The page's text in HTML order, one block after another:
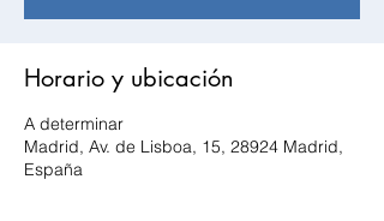
Horario y ubicación
A determinar
Madrid, Av. de Lisboa, 15, 28924 Madrid,
España